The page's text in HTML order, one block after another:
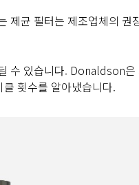
제균 필터는 제조업체의 권
수 있습니다. Donaldson은
횟수를 알아냈습니다.